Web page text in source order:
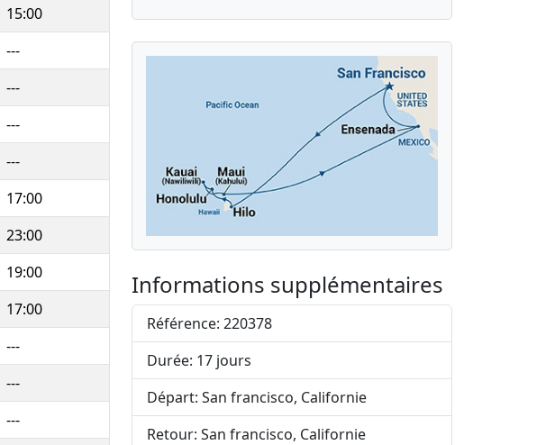
15:00
---
---
---
---
17:00
23:00
19:00
17:00
---
---
---
Informations supplémentaires
Référence: 220378
Durée: 17 jours
Départ: San francisco, Californie
Retour: San francisco, Californie